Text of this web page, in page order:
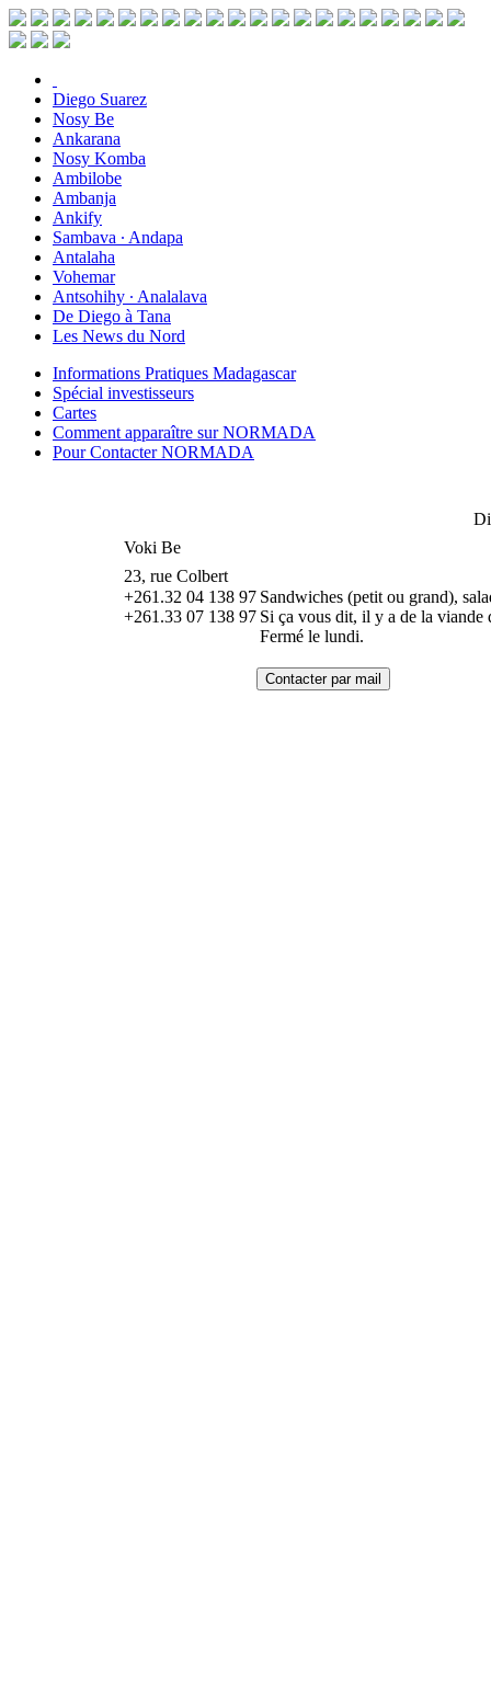
Diego Suarez
Nosy Be
Ankarana
Nosy Komba
Ambilobe
Ambanja
Ankify
Sambava ∙ Andapa
Antalaha
Vohemar
Antsohihy ∙ Analalava
De Diego à Tana
Les News du Nord
Informations Pratiques Madagascar
Spécial investisseurs
Cartes
Comment apparaître sur NORMADA
Pour Contacter NORMADA
Voki Be
23, rue Colbert
+261.32 04 138 97
+261.33 07 138 97
Sandwiches (petit ou grand),
Si ça vous dit, il y a de la viande
Fermé le lundi.